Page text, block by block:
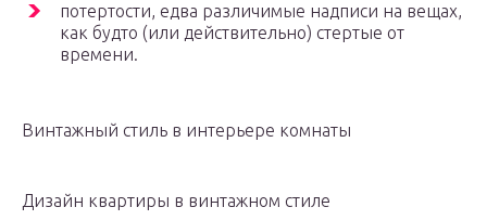
потертости, едва различимые надписи на вещах,
как будто (или действительно) стертые от
времени.
Винтажный стиль в интерьере комнаты
Дизайн квартиры в винтажном стиле